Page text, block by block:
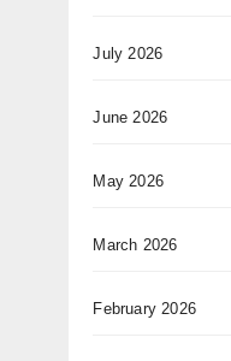
July 2026
June 2026
May 2026
March 2026
February 2026